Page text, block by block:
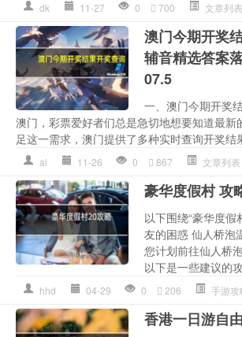
dk 11-27 0 700 文章列表
澳门今期开奖
辅音精选答案
07.5
一、澳门今期开奖
澳门，彩票爱好者们总是急切地想要知道最新
足这一需求，澳门提供了多种实时查询开奖结
al 11-26 0 867 文章列表
豪华度假村 攻
以下围绕“豪华度假
友的困惑 仙人桥泡
您计划前往仙人桥
以下是一些建议的
hhd 04-29 0 206 手游攻
香港一日游自